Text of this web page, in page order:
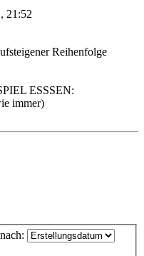
21:52
Reihenfolge
ESSSEN:
immer)